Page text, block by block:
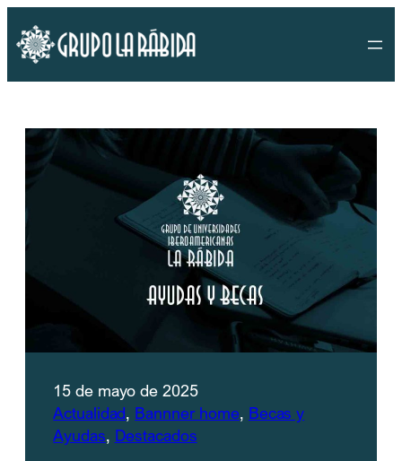
al
contenido
15 de mayo de 2025
Actualidad, Bannner home, Becas y
Ayudas, Destacados